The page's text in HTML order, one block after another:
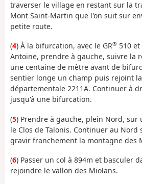
traverser le village en restant sur la
Mont Saint-Martin que l'on suit sur
petite route.
(4) À la bifurcation, avec le GR® 510
Antoine, prendre à gauche, suivre la
une centaine de mètre avant de
sentier longe un champ puis rejoint
départementale 2211A. Continuer à
jusqu'à une bifurcation.
(5) Prendre à gauche, plein Nord,
le Clos de Talonis. Continuer au
gravir franchement la montagne des
(6) Passer un col à 894m et basculer
rejoindre le vallon des Miolans.